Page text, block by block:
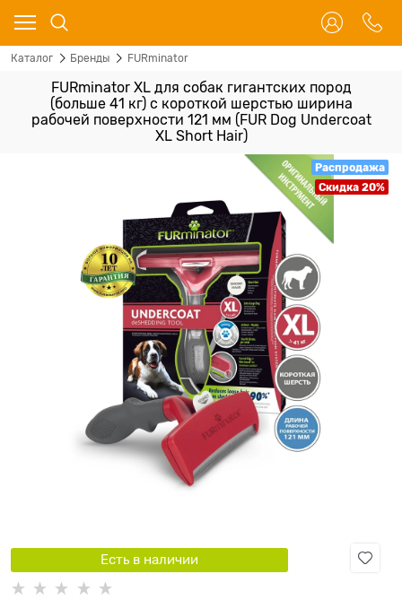
Каталог Бренды FURminator
FURminator XL для собак гигантских пород
(больше 41 кг) с короткой шерстью ширина
рабочей поверхности 121 мм (FUR Dog Undercoat
XL Short Hair)
Распродажа
Скидка 20%
Есть в наличии